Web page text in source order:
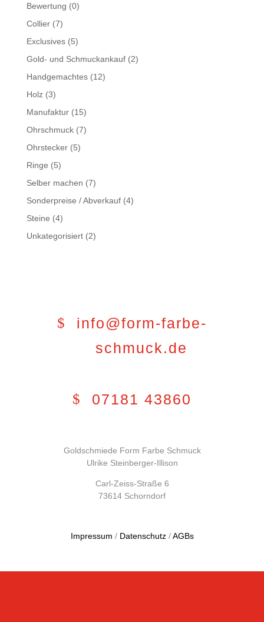
Bewertung (0)
Collier(7)
Exclusives(5)
Gold- und Schmuckankauf(2)
Handgemachtes(12)
Holz(3)
Manufaktur(15)
Ohrschmuck(7)
Ohrstecker(5)
Ringe (5)
Selber machen (7)
Sonderpreise / Abverkauf(4)
Steine (4)
Unkategorisiert(2)
info@form-farbe-
schmuck.de
07181 43860
Goldschmiede Form Farbe Schmuck
Ulrike Steinberger-Illison
Carl-Zeiss-Straße 6
73614 Schorndorf
Impressum / Datenschutz /AGBs